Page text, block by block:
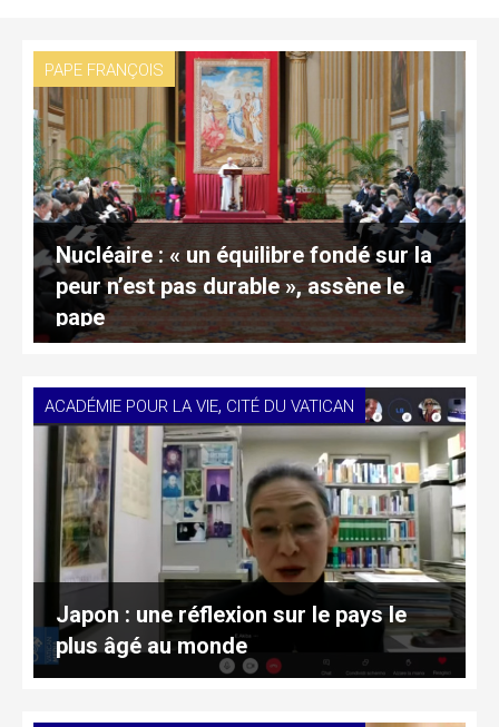
PAPE FRANÇOIS
Nucléaire : « un équilibre fondé sur la
peur n’est pas durable », assène le
pape
ACADÉMIE POUR LA VIE, CITÉ DU VATICAN
Japon : une réflexion sur le pays le
plus âgé au monde